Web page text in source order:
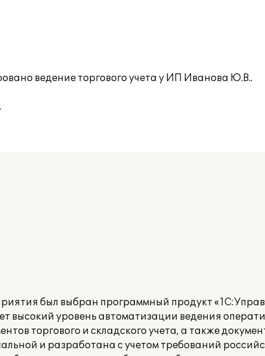
ведение торгового учета у ИП Иванова Ю.В..
был выбран программный продукт
высокий уровень автоматизации ведения
торгового и складского учета, а также
и разработана с учетом требований